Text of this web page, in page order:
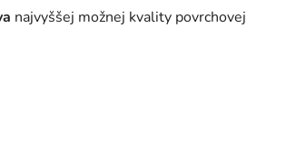
najvyššej možnej kvality povrchovej